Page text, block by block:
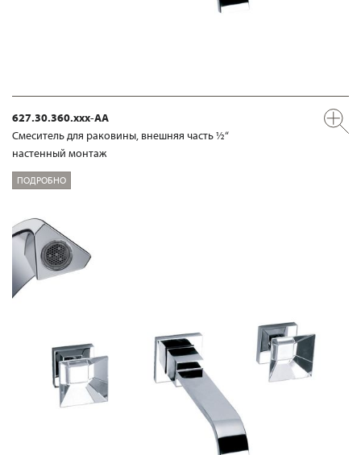
627.30.360.xxx-AA
Смеситель для раковины, внешняя часть ½“
настенный монтаж
ПОДРОБНО